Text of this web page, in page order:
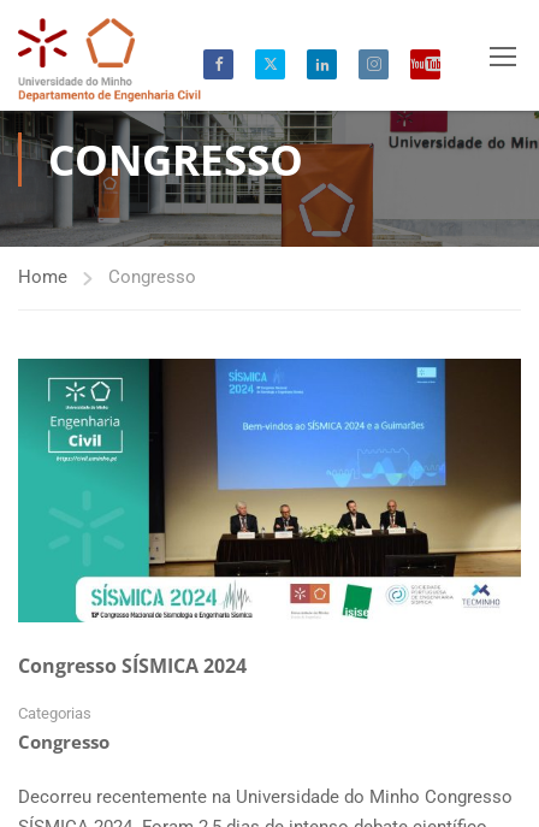
CONGRESSO
Home Congresso
Congresso SÍSMICA 2024
Categorias
Congresso
Decorreu recentemente na Universidade do Minho Congresso